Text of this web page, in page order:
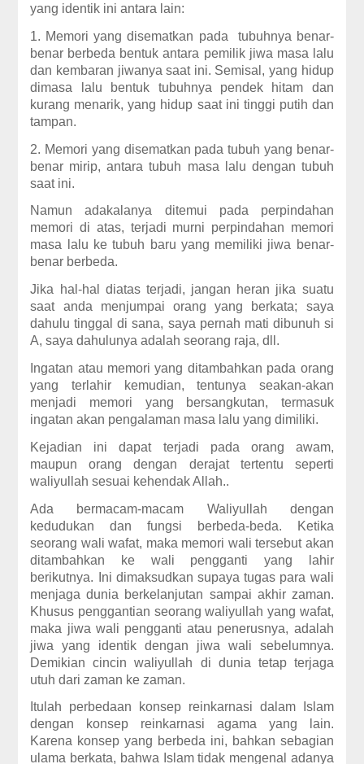
yang identik ini antara lain:
1. Memori yang disematkan pada tubuhnya benar-
benar berbeda bentuk antara pemilik jiwa masa lalu
dan kembaran jiwanya saat ini. Semisal, yang hidup
dimasa lalu bentuk tubuhnya pendek hitam dan
kurang menarik, yang hidup saat ini tinggi putih dan
tampan.
2. Memori yang disematkan pada tubuh yang benar-
benar mirip, antara tubuh masa lalu dengan tubuh
saat ini.
Namun adakalanya ditemui pada perpindahan
memori di atas, terjadi murni perpindahan memori
masa lalu ke tubuh baru yang memiliki jiwa benar-
benar berbeda.
Jika hal-hal diatas terjadi, jangan heran jika suatu
saat anda menjumpai orang yang berkata; saya
dahulu tinggal di sana, saya pernah mati dibunuh si
A, saya dahulunya adalah seorang raja, dll.
Ingatan atau memori yang ditambahkan pada orang
yang terlahir kemudian, tentunya seakan-akan
menjadi memori yang bersangkutan, termasuk
ingatan akan pengalaman masa lalu yang dimiliki.
Kejadian ini dapat terjadi pada orang awam,
maupun orang dengan derajat tertentu seperti
waliyullah sesuai kehendak Allah..
Ada bermacam-macam Waliyullah dengan
kedudukan dan fungsi berbeda-beda. Ketika
seorang wali wafat, maka memori wali tersebut akan
ditambahkan ke wali pengganti yang lahir
berikutnya. Ini dimaksudkan supaya tugas para wali
menjaga dunia berkelanjutan sampai akhir zaman.
Khusus penggantian seorang waliyullah yang wafat,
maka jiwa wali pengganti atau penerusnya, adalah
jiwa yang identik dengan jiwa wali sebelumnya.
Demikian cincin waliyullah di dunia tetap terjaga
utuh dari zaman ke zaman.
Itulah perbedaan konsep reinkarnasi dalam Islam
dengan konsep reinkarnasi agama yang lain.
Karena konsep yang berbeda ini, bahkan sebagian
ulama berkata, bahwa Islam tidak mengenal adanya